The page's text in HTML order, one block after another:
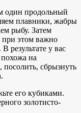
один продольный
плавники, жабры
рыбу. Затем
при этом важно
результате у вас
на
сбрызнуть
его кубиками.
золотисто-